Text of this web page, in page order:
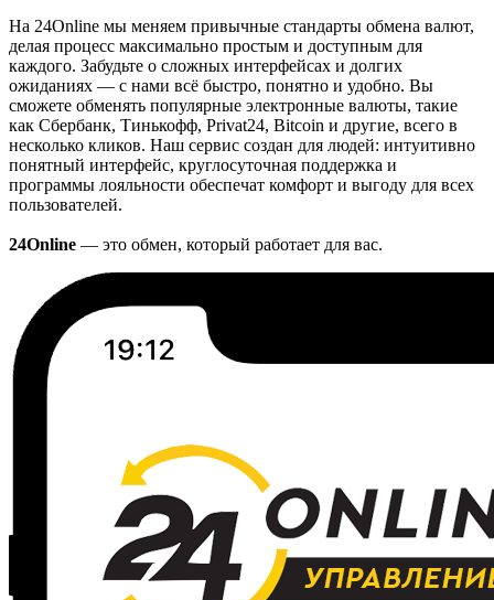
На 24Online мы меняем привычные стандарты обмена валют,
делая процесс максимально простым и доступным для
каждого. Забудьте о сложных интерфейсах и долгих
ожиданиях — с нами всё быстро, понятно и удобно. Вы
сможете обменять популярные электронные валюты, такие
как Сбербанк, Тинькофф, Privat24, Bitcoin и другие, всего в
несколько кликов. Наш сервис создан для людей: интуитивно
понятный интерфейс, круглосуточная поддержка и
программы лояльности обеспечат комфорт и выгоду для всех
пользователей.
24Online — это обмен, который работает для вас.